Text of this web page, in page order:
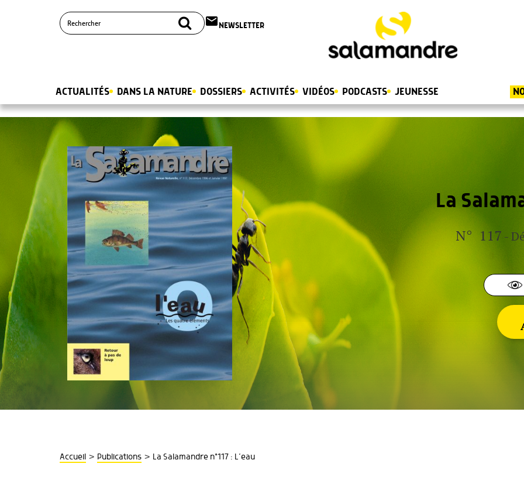
email NEWSLETTER
ACTUALITÉS DANS LA NATURE DOSSIERS ACTIVITÉS VIDÉOS PODCASTS JEUNESSE
La
N° 117 -
Accueil > Publications > La Salamandre n°117 : L’eau